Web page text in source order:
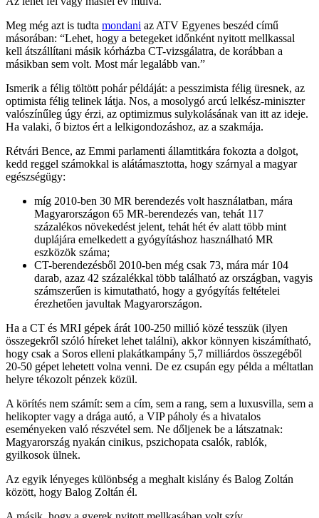
Meg még azt is tudta mondani az ATV Egyenes beszéd című
másorában: “Lehet, hogy a betegeket időnként nyitott mellkassal
kell átszállítani másik kórházba CT-vizsgálatra, de korábban a
másikban sem volt. Most már legalább van.”
Ismerik a félig töltött pohár példáját: a pesszimista félig üresnek, az
optimista félig telinek látja. Nos, a mosolygó arcú lelkész-miniszter
valószínűleg úgy érzi, az optimizmus sulykolásának van itt az ideje.
Ha valaki, ő biztos ért a lelkigondozáshoz, az a szakmája.
Rétvári Bence, az Emmi parlamenti államtitkára fokozta a dolgot,
kedd reggel számokkal is alátámasztotta, hogy szárnyal a magyar
egészségügy:
míg 2010-ben 30 MR berendezés volt használatban, mára
Magyarországon 65 MR-berendezés van, tehát 117
százalékos növekedést jelent, tehát hét év alatt több mint
duplájára emelkedett a gyógyításhoz használható MR
eszközök száma;
CT-berendezésből 2010-ben még csak 73, mára már 104
darab, azaz 42 százalékkal több található az országban, vagyis
számszerűen is kimutatható, hogy a gyógyítás feltételei
érezhetően javultak Magyarországon.
Ha a CT és MRI gépek árát 100-250 millió közé tesszük (ilyen
összegekről szóló híreket lehet találni), akkor könnyen kiszámítható,
hogy csak a Soros elleni plakátkampány 5,7 milliárdos összegéből
20-50 gépet lehetett volna venni. De ez csupán egy példa a méltatlan
helyre tékozolt pénzek közül.
A körítés nem számít: sem a cím, sem a rang, sem a luxusvilla, sem a
helikopter vagy a drága autó, a VIP páholy és a hivatalos
eseményeken való részvétel sem. Ne dőljenek be a látszatnak:
Magyarország nyakán cinikus, pszichopata csalók, rablók,
gyilkosok ülnek.
Az egyik lényeges különbség a meghalt kislány és Balog Zoltán
között, hogy Balog Zoltán él.